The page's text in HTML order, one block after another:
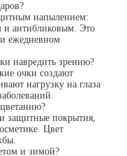
напылением:
и антибликовым. Это
ежедневном
навредить зрению?
очки создают
нагрузку на глаза
защитные покрытия,
Цвет
и зимой?